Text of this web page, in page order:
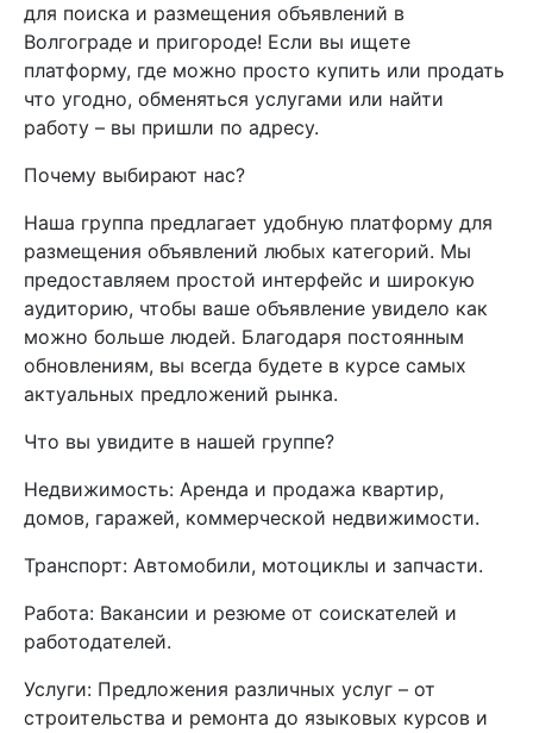
для поиска и размещения объявлений в
Волгограде и пригороде! Если вы ищете
платформу, где можно просто купить или продать
что угодно, обменяться услугами или найти
работу – вы пришли по адресу.
Почему выбирают нас?
Наша группа предлагает удобную платформу для
размещения объявлений любых категорий. Мы
предоставляем простой интерфейс и широкую
аудиторию, чтобы ваше объявление увидело как
можно больше людей. Благодаря постоянным
обновлениям, вы всегда будете в курсе самых
актуальных предложений рынка.
Что вы увидите в нашей группе?
Недвижимость: Аренда и продажа квартир,
домов, гаражей, коммерческой недвижимости.
Транспорт: Автомобили, мотоциклы и запчасти.
Работа: Вакансии и резюме от соискателей и
работодателей.
Услуги: Предложения различных услуг – от
строительства и ремонта до языковых курсов и